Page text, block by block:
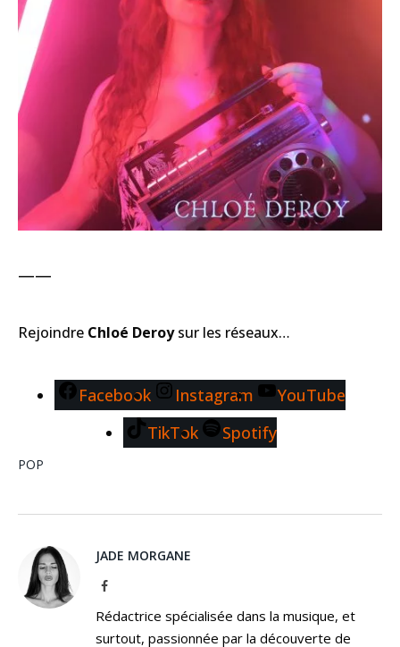
——
Rejoindre Chloé Deroy sur les réseaux…
Facebook Instagram
YouTube
TikTok
Spotify
POP
JADE MORGANE
Facebook
Rédactrice spécialisée dans la musique, et
surtout, passionnée par la découverte de